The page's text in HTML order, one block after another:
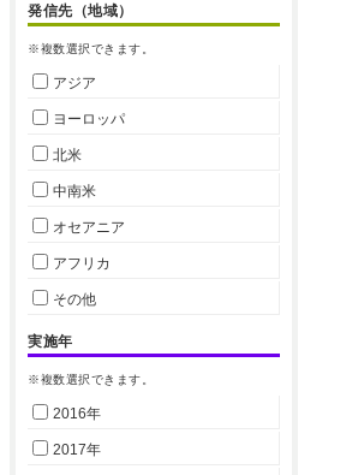
発信先（地域）
※複数選択できます。
アジア
ヨーロッパ
北米
中南米
オセアニア
アフリカ
その他
実施年
※複数選択できます。
2016年
2017年